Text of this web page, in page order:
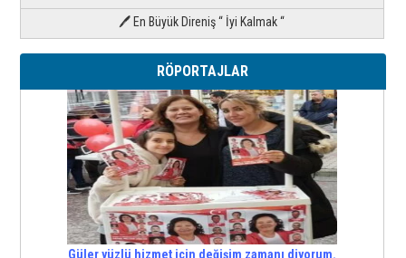
🖊 En Büyük Direniş “ İyi Kalmak “
RÖPORTAJLAR
Güler yüzlü hizmet için değişim zamanı diyorum.